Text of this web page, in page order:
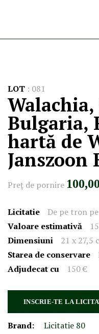
LOT : 081
Walachia,
Bulgaria,
hartă de
Janszoon
Preţ de pornire
Licitatie
De pe tron
Valoare estimativă
Dimensiuni
21 x 27,5
Starea de conservare
Adjudecat cu
150 €
INSCRIE-TE LA
Brand: Licitatie 80